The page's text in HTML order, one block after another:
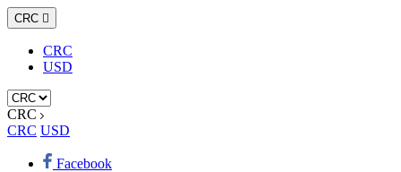
CRC 
CRC
USD
CRC
CRC USD
Facebook